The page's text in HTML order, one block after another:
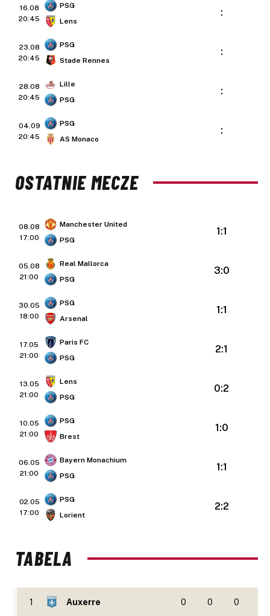
16.08
20:45
PSG
Lens
:
23.08
20:45
PSG
Stade Rennes
:
28.08
20:45
Lille
PSG
:
04.09
20:45
PSG
AS Monaco
:
OSTATNIE MECZE
08.08
17:00
Manchester United
PSG
1:1
05.08
21:00
Real Mallorca
PSG
3:0
30.05
18:00
PSG
Arsenal
1:1
17.05
21:00
Paris FC
PSG
2:1
13.05
21:00
Lens
PSG
0:2
10.05
21:00
PSG
Brest
1:0
06.05
21:00
Bayern Monachium
PSG
1:1
02.05
17:00
PSG
Lorient
2:2
TABELA
1 Auxerre 0 0 0